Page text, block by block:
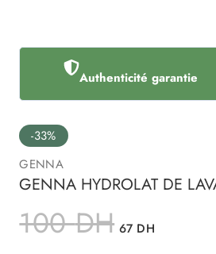
Authenticité garantie
-33%
GENNA
GENNA HYDROLAT DE
100DH 67 DH